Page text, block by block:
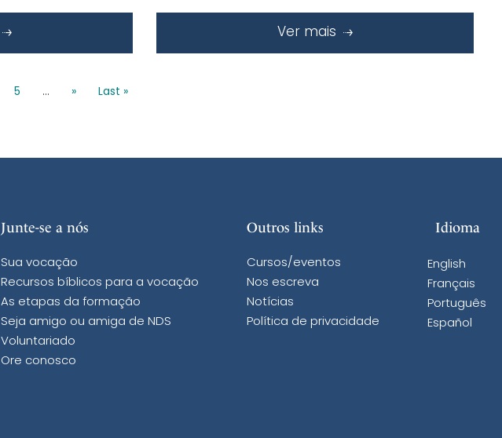
Ver mais
5 ... » Last »
Junte-se a nós
Sua vocação
Recursos bíblicos para a vocação
As etapas da formação
Seja amigo ou amiga de NDS
Voluntariado
Ore conosco
Outros links
Cursos/eventos
Nos escreva
Notícias
Política de privacidade
Idioma
English
Français
Português
Español